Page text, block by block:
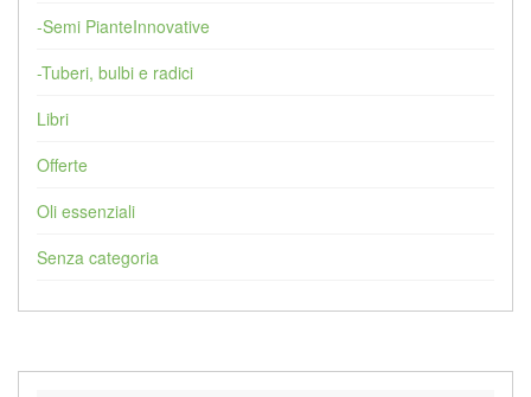
-Semi PianteInnovative
-Tuberi, bulbi e radici
Libri
Offerte
Oli essenziali
Senza categoria